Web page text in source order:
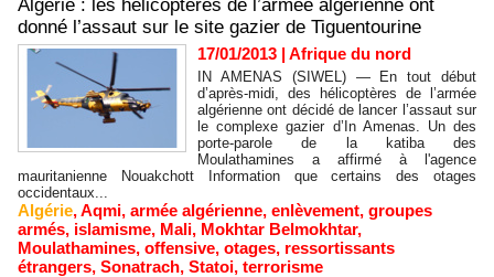
Algérie : les hélicoptères de l’armée algérienne ont
donné l’assaut sur le site gazier de Tiguentourine
17/01/2013 | Afrique du nord
IN AMENAS (SIWEL) — En tout début
d’après-midi, des hélicoptères de l’armée
algérienne ont décidé de lancer l’assaut sur
le complexe gazier d’In Amenas. Un des
porte-parole de la katiba des
Moulathamines a affirmé à l'agence
mauritanienne Nouakchott Information que certains des otages
occidentaux...
Algérie,Aqmi, armée algérienne, enlèvement, groupes
armés, islamisme, Mali, Mokhtar Belmokhtar,
Moulathamines, offensive, otages, ressortissants
étrangers, Sonatrach, Statoi, terrorisme